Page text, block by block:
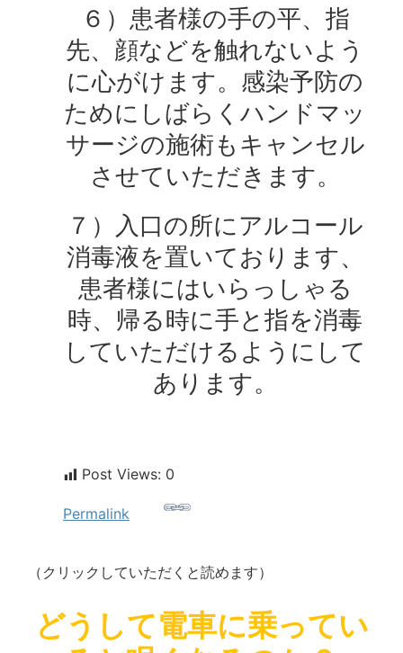
６）患者様の手の平、指
先、顔などを触れないよう
に心がけます。感染予防の
ためにしばらくハンドマッ
サージの施術もキャンセル
させていただきます。
７）入口の所にアルコール
消毒液を置いております、
患者様にはいらっしゃる
時、帰る時に手と指を消毒
していただけるようにして
あります。
Post Views: 0
Permalink
（クリックしていただくと読めます）
どうして電車に乗ってい